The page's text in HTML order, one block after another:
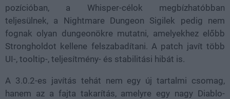
pozícióban, a Whisper-célok megbízhatóbban
teljesülnek, a Nightmare Dungeon Sigilek pedig nem
fognak olyan dungeonökre mutatni, amelyekhez előbb
Strongholdot kellene felszabadítani. A patch javít több
UI-, tooltip-, teljesítmény- és stabilitási hibát is.
A 3.0.2-es javítás tehát nem egy új tartalmi csomag,
hanem az a fajta takarítás, amelyre egy nagy Diablo-